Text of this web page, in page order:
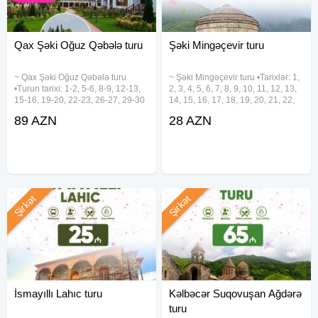
Qax Şəki Oğuz Qəbələ turu
~ Qax Şəki Oğuz Qəbələ turu
•Turun tarixi: 1-2, 5-6, 8-9, 12-13,
15-16, 19-20, 22-23, 26-27, 29-30
89 azn - Həftəsonu: 99 azn -
89 AZN
Şəki Mingəçevir turu
~ Şəki Mingəçevir turu •Tarixlər: 1,
2, 3, 4, 5, 6, 7, 8, 9, 10, 11, 12, 13,
14, 15, 16, 17, 18, 19, 20, 21, 22,
Avqust •Qiymətlər: • Ekonom
28 AZN
İsmayıllı Lahıc turu
Şirkət
Kəlbəcər Suqovuşan Ağdərə
turu
Şirkət